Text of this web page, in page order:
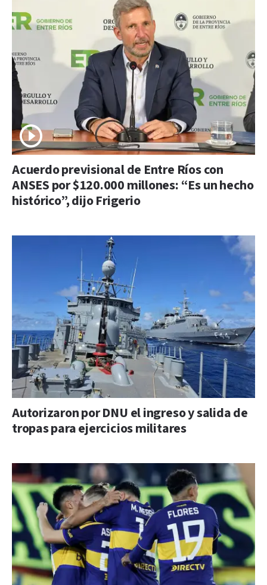
Acuerdo previsional de Entre Ríos con
ANSES por $120.000 millones: “Es un hecho
histórico”, dijo Frigerio
Autorizaron por DNU el ingreso y salida de
tropas para ejercicios militares